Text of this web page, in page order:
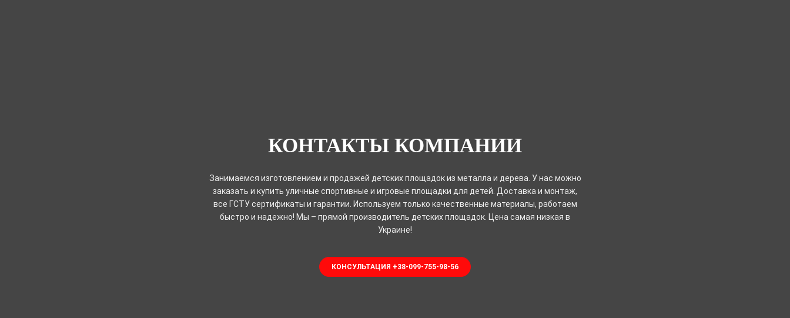
КОНТАКТЫ КОМПАНИИ
Занимаемся изготовлением и продажей детских площадок из металла и дерева. У нас можно
заказать и купить уличные спортивные и игровые площадки для детей. Доставка и монтаж,
все ГСТУ сертификаты и гарантии. Используем только качественные материалы, работаем
быстро и надежно! Мы – прямой производитель детских площадок. Цена самая низкая в
Украине!
КОНСУЛЬТАЦИЯ +38-099-755-98-56